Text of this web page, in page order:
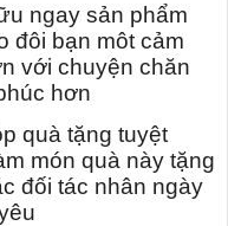
ngay sản phẩm
đôi bạn môt cảm
với chuyện chăn
hơn
quà tặng tuyệt
món quà này tặng
đối tác nhân ngày